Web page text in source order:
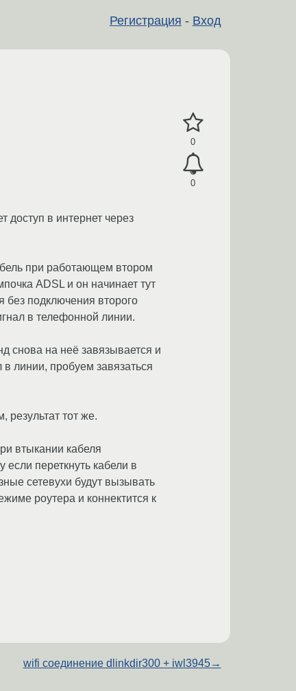
Регистрация - Вход
0
0
доступ в интернет через
при работающем втором
ADSL и он начинает тут
подключения второго
в телефонной линии.
снова на неё завязывается и
в линии, пробуем завязаться
тот же.
втыкании кабеля
переткнуть кабели в
сетевухи будут вызывать
роутера и коннектится к
wifi соединение dlinkdir300 + iwl3945→